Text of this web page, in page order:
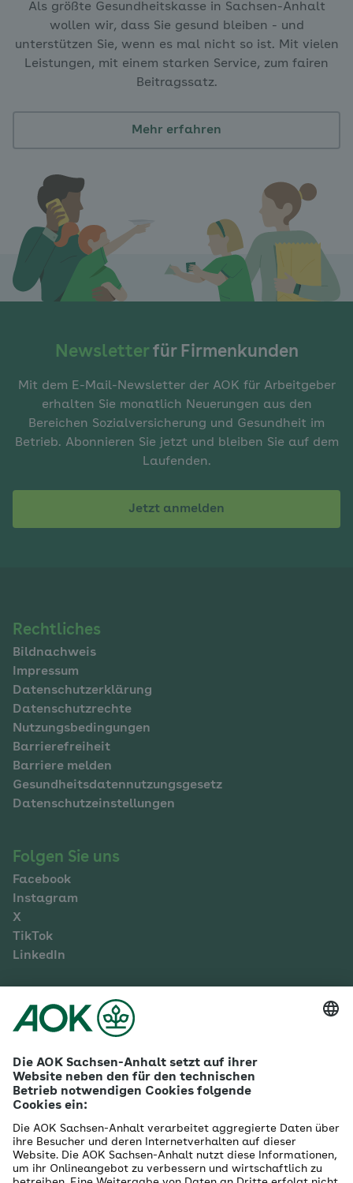
Als größte Gesundheitskasse in Sachsen-Anhalt
wollen wir, dass Sie gesund bleiben - und
unterstützen Sie, wenn es mal nicht so ist. Mit vielen
Leistungen, mit einem starken Service, zum fairen
Beitragssatz.
Mehr erfahren
Newsletterfür Firmenkunden
Mit dem E-Mail-Newsletter der AOK für Arbeitgeber
erhalten Sie monatlich Neuerungen aus den
Bereichen Sozialversicherung und Gesundheit im
Betrieb. Abonnieren Sie jetzt und bleiben Sie auf dem
Laufenden.
Jetzt anmelden
Navigation
im
Fußbereich
Rechtliches
Bildnachweis
Impressum
Datenschutzerklärung
Datenschutzrechte
Nutzungsbedingungen
Barrierefreiheit
Barriere melden
Gesundheitsdatennutzungsgesetz
Datenschutzeinstellungen
Folgen Sie uns
Facebook
Instagram
X
TikTok
LinkedIn
Mehr zur AOK Sachsen-Anhalt
Karriere
Betriebliches Gesundheitsmanagement
Firmenkunden
Gesundheitspartner
Betreuer- & Bevollmächtigte
Die AOK - Wir über uns
Grounding Page